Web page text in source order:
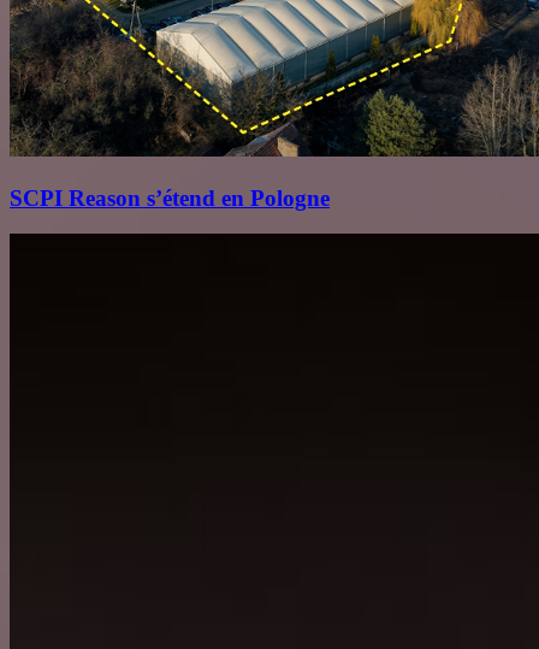
SCPI Reason s’étend en Pologne